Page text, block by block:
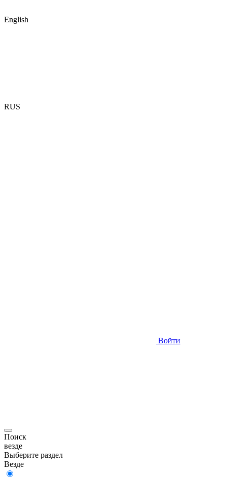
English
RUS
Войти
Поиск
везде
Выберите раздел
Везде